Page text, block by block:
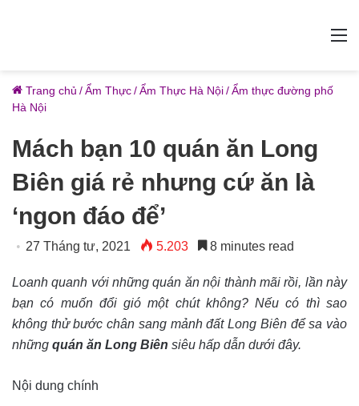
Trang chủ /Ẩm Thực/Ẩm Thực Hà Nội/Ẩm thực đường phố
Hà Nội
Mách bạn 10 quán ăn Long
Biên giá rẻ nhưng cứ ăn là
‘ngon đáo để’
27 Tháng tư, 2021 5.203 8 minutes read
Loanh quanh với những quán ăn nội thành mãi rồi, lần này
bạn có muốn đổi gió một chút không? Nếu có thì sao
không thử bước chân sang mảnh đất Long Biên để sa vào
những quán ăn Long Biên siêu hấp dẫn dưới đây.
Nội dung chính